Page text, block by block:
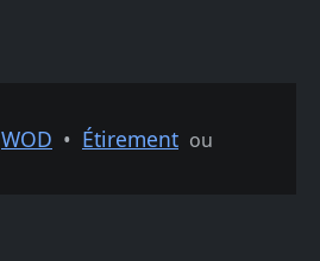
WOD • Étirement ou